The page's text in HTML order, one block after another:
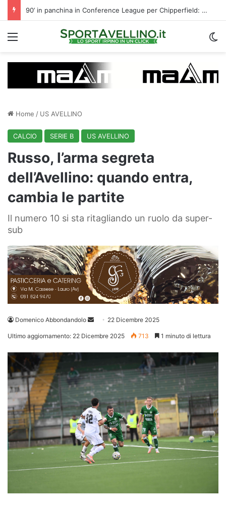
Calciomercato, l’ex Avellino Le Borgne conteso da due club cadetti: la situazione
Menu
Home / US AVELLINO
CALCIO SERIE B US AVELLINO
Russo, l’arma segreta
dell’Avellino: quando entra,
cambia le partite
Il numero 10 si sta ritagliando un ruolo da super-
sub
Domenico Abbondandolo
Invia 22 Dicembre 2025
Ultimo aggiornamento: 22 Dicembre 2025 713 1 minuto di lettura